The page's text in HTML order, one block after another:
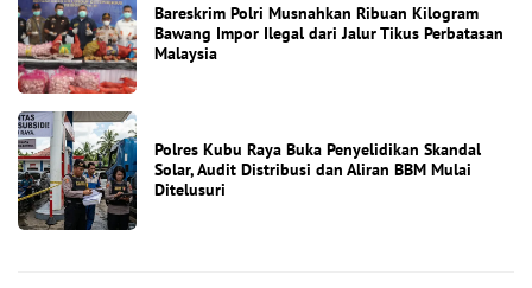
Bareskrim Polri Musnahkan Ribuan Kilogram
Bawang Impor Ilegal dari Jalur Tikus Perbatasan
Malaysia
Polres Kubu Raya Buka Penyelidikan Skandal
Solar, Audit Distribusi dan Aliran BBM Mulai
Ditelusuri